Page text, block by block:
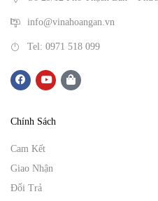
info@vinahoangan.vn
Tel: 0971 518 099
Chính Sách
Cam Kết
Giao Nhận
Đổi Trả